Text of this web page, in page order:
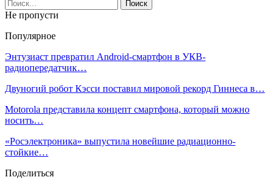
Не пропусти
Популярное
Энтузиаст превратил Android-смартфон в УКВ-
радиопередатчик…
Двуногий робот Кэсси поставил мировой рекорд Гиннеса в…
Motorola представила концепт смартфона, который можно
носить…
«Росэлектроника» выпустила новейшие радиационно-
стойкие…
Поделиться